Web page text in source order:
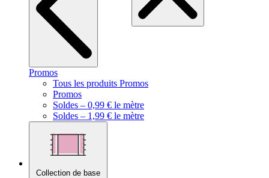
Promos
Tous les produits Promos
Promos
Soldes – 0,99 € le mètre
Soldes – 1,99 € le mètre
Collection de base